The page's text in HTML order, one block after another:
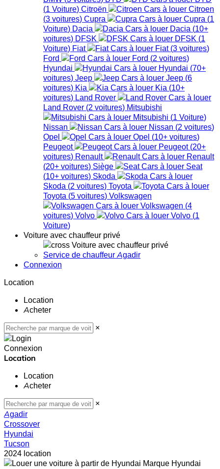
(1 Voiture) Citroën
Citroen
(3 voitures) Cupra Cupra (1
Voiture) Dacia Dacia (10+
voitures) DFSK DFSK (1
Voiture) Fiat Fiat (3 voitures)
Ford
Ford (2 voitures)
Hyundai
Hyundai (70+
voitures) Jeep Jeep (6
voitures) Kia Kia (10+
voitures) Land Rover
Land Rover (2 voitures) Mitsubishi
Mitsubishi (1 Voiture)
Nissan
Nissan (2 voitures)
Opel
Opel (10+ voitures)
Peugeot
Peugeot (20+
voitures) Renault
Renault
(20+ voitures) Siège
Seat
(10+ voitures) Skoda
Skoda (2 voitures) Toyota
Toyota (5 voitures) Volkswagen
Volkswagen (4
voitures) Volvo Volvo (1
Voiture)
Voiture avec chauffeur privé
Voiture avec chauffeur privé
Service de chauffeur Agadir
Connexion
Location
Location
Acheter
×
Connexion
Location
Location
Acheter
×
Agadir
Crossover
Hyundai
Tucson
2024 location
Hyundai